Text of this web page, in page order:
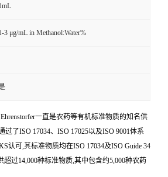
3 μg/mL in Methanol:Water%
一直是农药等有机标准物质的知名供
过了ISO 17034、ISO 17025以及ISO 9001体系
认可,其标准物质均在ISO 17034及ISO Guide 34
过14,000种标准物质,其中包含约5,000种农药